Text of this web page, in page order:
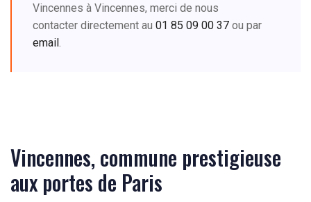
Vincennes à Vincennes, merci de nous
contacter directement au 01 85 09 00 37 ou par
email.
Vincennes, commune prestigieuse
aux portes de Paris